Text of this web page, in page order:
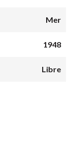
Mer
1948
Libre